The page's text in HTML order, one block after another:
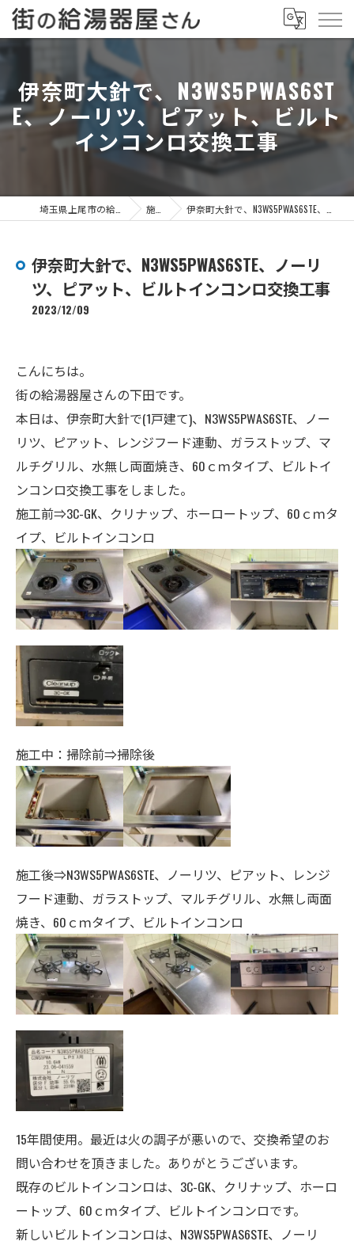
伊奈町大針で、N3WS5PWAS6ST
E、ノーリツ、ピアット、ビルト
インコンロ交換工事
施工事例 伊奈町大針で、N3WS5PWAS6STE、ノーリツ、ピアット、ビルトインコンロ交換工事
伊奈町大針で、N3WS5PWAS6STE、ノーリ
ツ、ピアット、ビルトインコンロ交換工事
2023/12/09
こんにちは。
街の給湯器屋さんの下田です。
本日は、伊奈町大針で(1戸建て)、N3WS5PWAS6STE、ノー
リツ、ピアット、レンジフード連動、 ガラストップ、マ
ルチグリル、水無し両面焼き、60 ｃｍタイプ、ビルトイ
ンコンロ交換工事をしました。
施工前⇒3C-GK、クリナップ、ホーロートップ、60ｃｍタ
イプ、ビルトインコンロ
施工中：掃除前⇒掃除後
施工後⇒N3WS5PWAS6STE、ノーリツ、ピアット、レンジ
フード連動、 ガラストップ、マルチグリル、水無し両面
焼き、60 ｃｍタイプ、ビルトインコンロ
15年間使用。最近は火の調子が悪いので、交換希望のお
問い合わせを頂きました。ありがとうございます。
既存のビルトインコンロは、3C-GK、クリナップ、ホーロ
ートップ、60ｃｍタイプ、ビルトインコンロです。
新しいビルトインコンロは、N3WS5PWAS6STE、ノーリ